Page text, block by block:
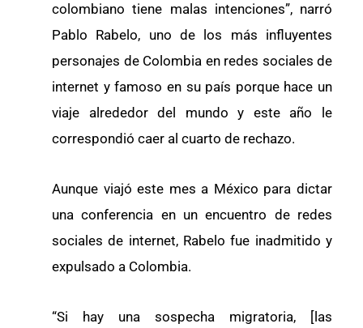
colombiano tiene malas intenciones”, narró
Pablo Rabelo, uno de los más influyentes
personajes de Colombia en redes sociales de
internet y famoso en su país porque hace un
viaje alrededor del mundo y este año le
correspondió caer al cuarto de rechazo.
Aunque viajó este mes a México para dictar
una conferencia en un encuentro de redes
sociales de internet, Rabelo fue inadmitido y
expulsado a Colombia.
“Si hay una sospecha migratoria, [las